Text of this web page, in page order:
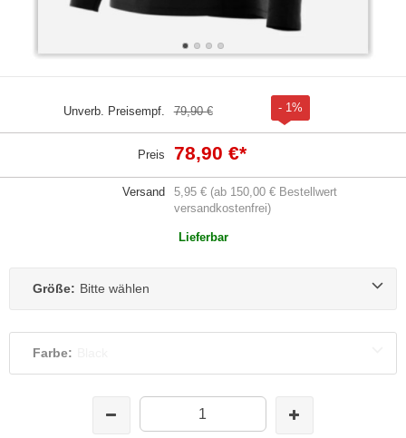
Unverb. Preisempf. 79,90 € - 1%
Preis 78,90 €*
Versand
5,95 € (ab 150,00 € Bestellwert
versandkostenfrei)
Lieferbar
Größe: Bitte wählen
Farbe: